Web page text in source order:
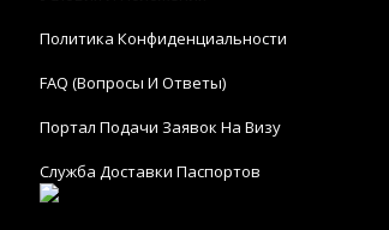
Политика Конфиденциальности
FAQ (Вопросы И Ответы)
Портал Подачи Заявок На Визу
Служба Доставки Паспортов